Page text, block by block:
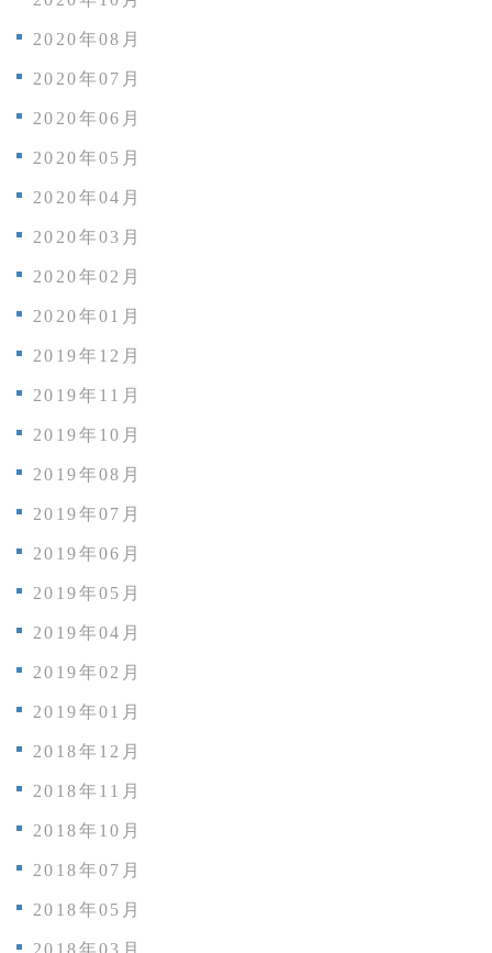
2020年08月
2020年07月
2020年06月
2020年05月
2020年04月
2020年03月
2020年02月
2020年01月
2019年12月
2019年11月
2019年10月
2019年08月
2019年07月
2019年06月
2019年05月
2019年04月
2019年02月
2019年01月
2018年12月
2018年11月
2018年10月
2018年07月
2018年05月
2018年03月